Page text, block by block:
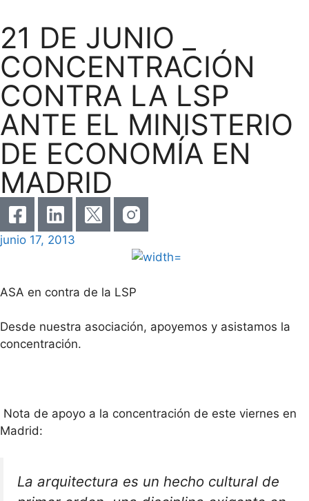
21 DE JUNIO _
CONCENTRACIÓN
CONTRA LA LSP
ANTE EL MINISTERIO
DE ECONOMÍA EN
MADRID
junio 17, 2013
ASA en contra de la LSP
Desde nuestra asociación, apoyemos y asistamos la
concentración.
Nota de apoyo a la concentración de este viernes en
Madrid:
La arquitectura es un hecho cultural de